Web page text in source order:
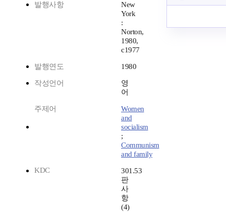
발행사항
New
York
:
Norton,
1980,
c1977
발행연도 1980
작성언어
영
어
주제어
Women
and
socialism
;
Communism
and family
KDC
301.53
판
사
항
(4)